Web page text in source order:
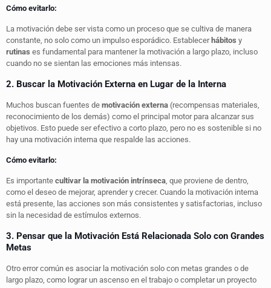
Cómo evitarlo:
La motivación debe ser vista como un proceso que se cultiva de manera
constante, no solo como un impulso esporádico. Establecerhábitos y
rutinas es fundamental para mantener la motivación a largo plazo, incluso
cuando no se sientan las emociones más intensas.
2. Buscar la Motivación Externa en Lugar de la Interna
Muchos buscan fuentes de motivación externa (recompensas materiales,
reconocimiento de los demás) como el principal motor para alcanzar sus
objetivos. Esto puede ser efectivo a corto plazo, pero no es sostenible si no
hay una motivación interna que respalde las acciones.
Cómo evitarlo:
Es importante cultivar la motivación intrínseca , que proviene de dentro,
como el deseo de mejorar, aprender y crecer. Cuando la motivación interna
está presente, las acciones son más consistentes y satisfactorias, incluso
sin la necesidad de estímulos externos.
3. Pensar que la Motivación Está Relacionada Solo con Grandes
Metas
Otro error común es asociar la motivación solo con metas grandes o de
largo plazo, como lograr un ascenso en el trabajo o completar un proyecto